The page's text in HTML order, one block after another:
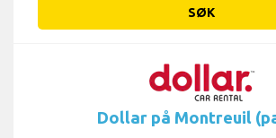
SØK
Dollar på Montreuil